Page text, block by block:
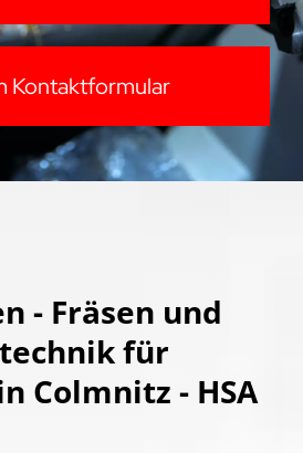
Kontaktformular
- Fräsen und
für
Colmnitz - HSA